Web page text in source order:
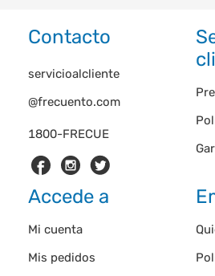
Contacto
1800-FRECUE
servicioalcliente
@frecuento.com
Accede a
Mi cuenta
Mis pedidos